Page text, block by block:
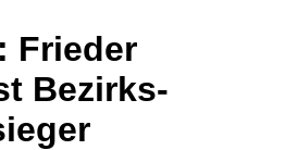
Frieder
Bezirks-